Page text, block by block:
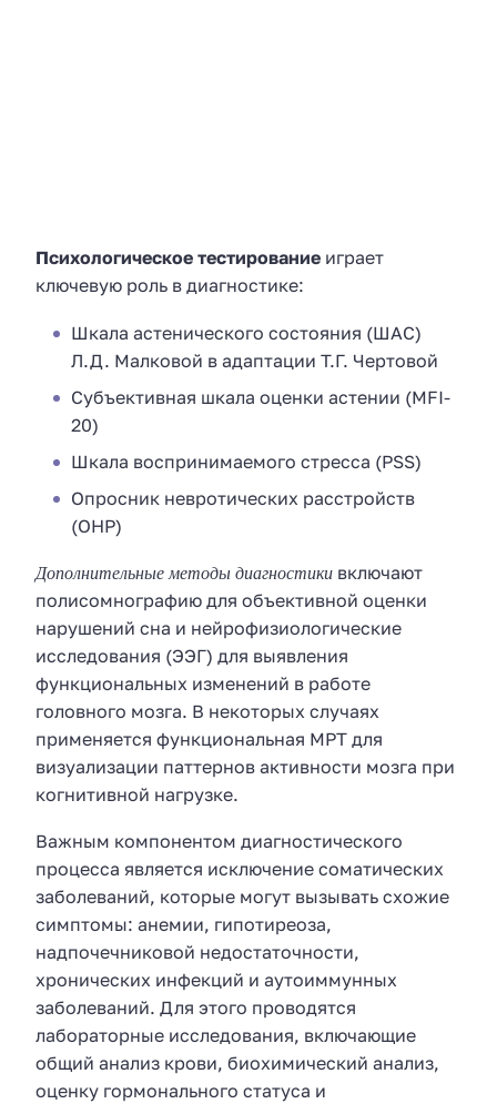
Психологическое тестирование играет
ключевую роль в диагностике:
Шкала астенического состояния (ШАС)
Л.Д. Малковой в адаптации Т.Г. Чертовой
Субъективная шкала оценки астении (MFI-
20)
Шкала воспринимаемого стресса (PSS)
Опросник невротических расстройств
(ОНР)
Дополнительные методы диагностики включают
полисомнографию для объективной оценки
нарушений сна и нейрофизиологические
исследования (ЭЭГ) для выявления
функциональных изменений в работе
головного мозга. В некоторых случаях
применяется функциональная МРТ для
визуализации паттернов активности мозга при
когнитивной нагрузке.
Важным компонентом диагностического
процесса является исключение соматических
заболеваний, которые могут вызывать схожие
симптомы: анемии, гипотиреоза,
надпочечниковой недостаточности,
хронических инфекций и аутоиммунных
заболеваний. Для этого проводятся
лабораторные исследования, включающие
общий анализ крови, биохимический анализ,
оценку гормонального статуса и